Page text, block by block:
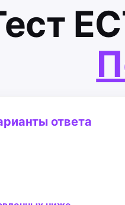
ответа